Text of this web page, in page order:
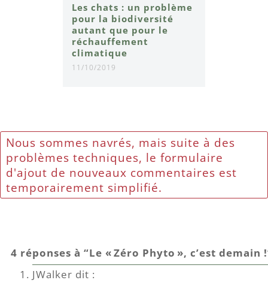
Les chats : un problème
pour la biodiversité
autant que pour le
réchauffement
climatique
11/10/2019
Nous sommes navrés, mais suite à des
problèmes techniques, le formulaire
d'ajout de nouveaux commentaires est
temporairement simplifié.
4 réponses à “Le « Zéro Phyto », c’est demain
JWalker dit :